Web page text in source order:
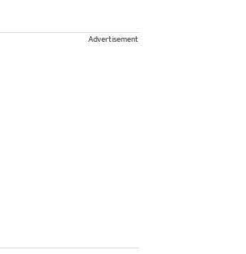
Advertisement